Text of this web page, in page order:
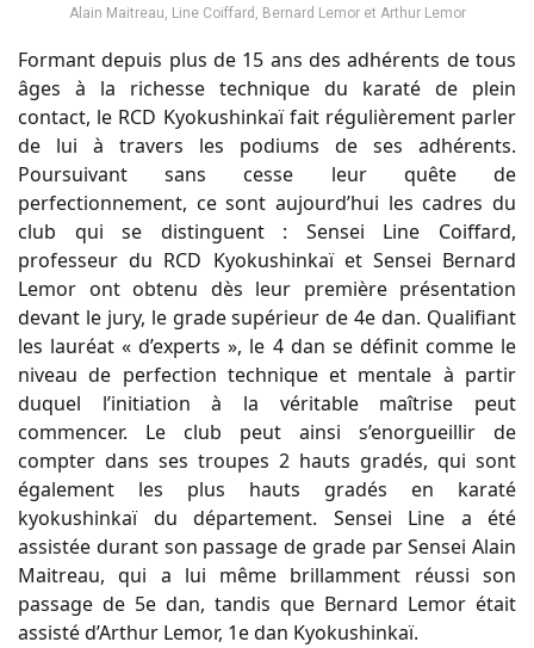
Alain Maitreau, Line Coiffard, Bernard Lemor et Arthur Lemor
Formant depuis plus de 15 ans des adhérents de tous
âges à la richesse technique du karaté de plein
contact, le RCD Kyokushinkaï fait régulièrement parler
de lui à travers les podiums de ses adhérents.
Poursuivant sans cesse leur quête de
perfectionnement, ce sont aujourd’hui les cadres du
club qui se distinguent : Sensei Line Coiffard,
professeur du RCD Kyokushinkaï et Sensei Bernard
Lemor ont obtenu dès leur première présentation
devant le jury, le grade supérieur de 4e dan. Qualifiant
les lauréat « d’experts », le 4 dan se définit comme le
niveau de perfection technique et mentale à partir
duquel l’initiation à la véritable maîtrise peut
commencer. Le club peut ainsi s’enorgueillir de
compter dans ses troupes 2 hauts gradés, qui sont
également les plus hauts gradés en karaté
kyokushinkaï du département. Sensei Line a été
assistée durant son passage de grade par Sensei Alain
Maitreau, qui a lui même brillamment réussi son
passage de 5e dan, tandis que Bernard Lemor était
assisté d’Arthur Lemor, 1e dan Kyokushinkaï.